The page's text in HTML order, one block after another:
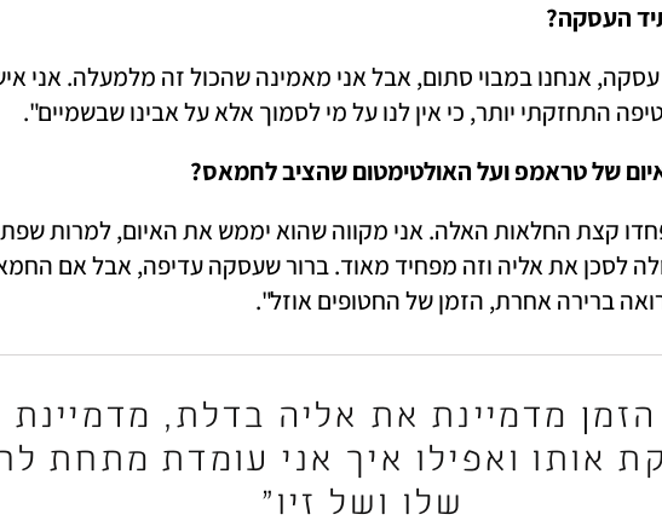
העסקה?
התחזקתי יותר, כי אין לנו על מי לסמוך אלא על אבינו שבשמיים".
של טראמפ ועל האולטימטום שהציב לחמאס?
ברירה אחרת, הזמן של החטופים אוזל".
שלו ושל זיו"